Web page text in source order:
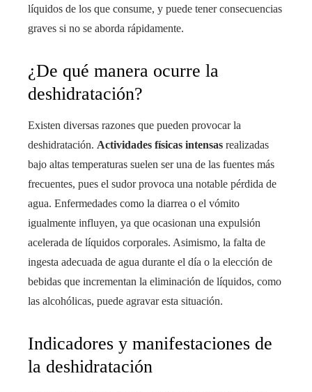
líquidos de los que consume, y puede tener consecuencias
graves si no se aborda rápidamente.
¿De qué manera ocurre la
deshidratación?
Existen diversas razones que pueden provocar la
deshidratación. Actividades físicas intensas realizadas
bajo altas temperaturas suelen ser una de las fuentes más
frecuentes, pues el sudor provoca una notable pérdida de
agua. Enfermedades como la diarrea o el vómito
igualmente influyen, ya que ocasionan una expulsión
acelerada de líquidos corporales. Asimismo, la falta de
ingesta adecuada de agua durante el día o la elección de
bebidas que incrementan la eliminación de líquidos, como
las alcohólicas, puede agravar esta situación.
Indicadores y manifestaciones de
la deshidratación